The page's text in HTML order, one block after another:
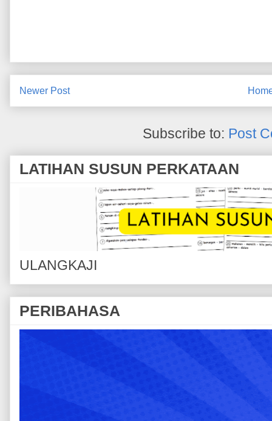
Newer Post
Subscribe to: Post
LATIHAN SUSUN PERKATAAN
ULANGKAJI
PERIBAHASA